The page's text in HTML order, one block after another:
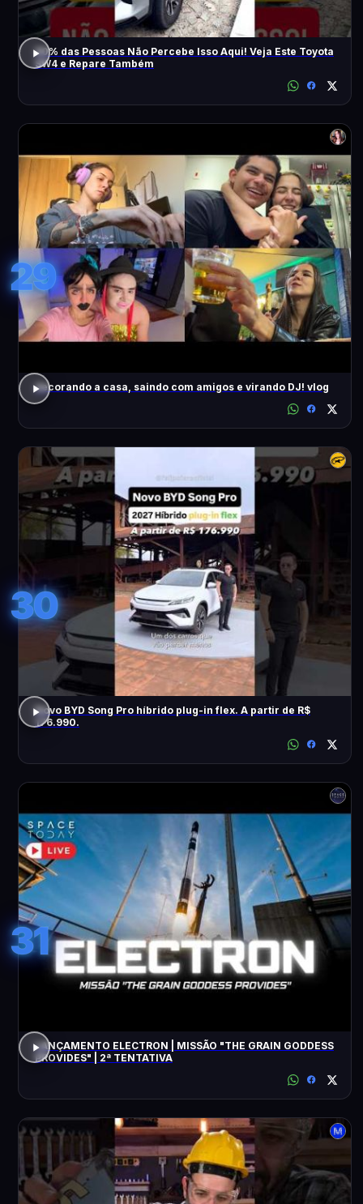
90% das Pessoas Não Percebe Isso Aqui! Veja Este Toyota
SW4 e Repare Também
29
decorando a casa, saindo com amigos e virando DJ! vlog
30
Novo BYD Song Pro híbrido plug-in flex. A partir de R$
176.990.
31
LANÇAMENTO ELECTRON | MISSÃO "THE GRAIN GODDESS
PROVIDES" | 2ª TENTATIVA